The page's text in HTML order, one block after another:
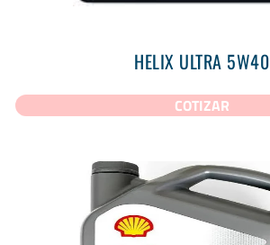
HELIX ULTRA 5W40
COTIZAR